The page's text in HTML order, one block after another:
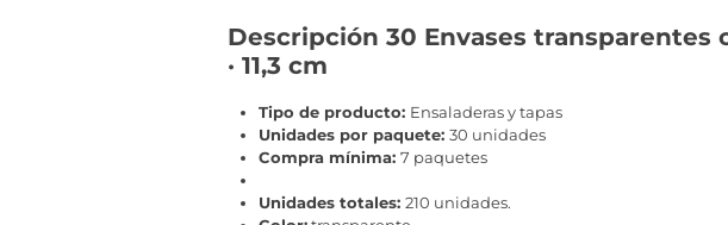
Descripción 30 Envases
· 11,3 cm
Tipo de producto: Ensaladeras y tapas
Unidades por paquete: 30 unidades
Compra mínima: 7 paquetes
Unidades totales: 210 unidades.